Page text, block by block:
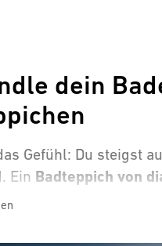
dein
Gefühl: Du steigst
Ein Badteppich von
und